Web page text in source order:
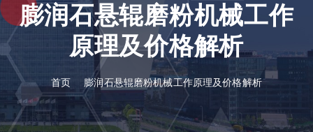
膨润石悬辊磨粉机械工作
原理及价格解析
首页 膨润石悬辊磨粉机械工作原理及价格解析